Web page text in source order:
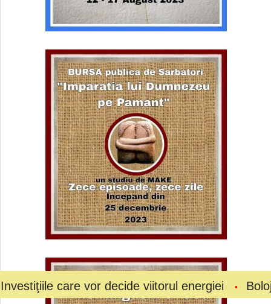
vor decide viitorul energiei Bolojan a cerut